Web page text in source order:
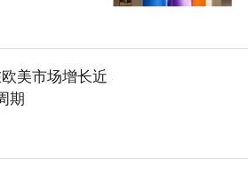
美市场增长近
期